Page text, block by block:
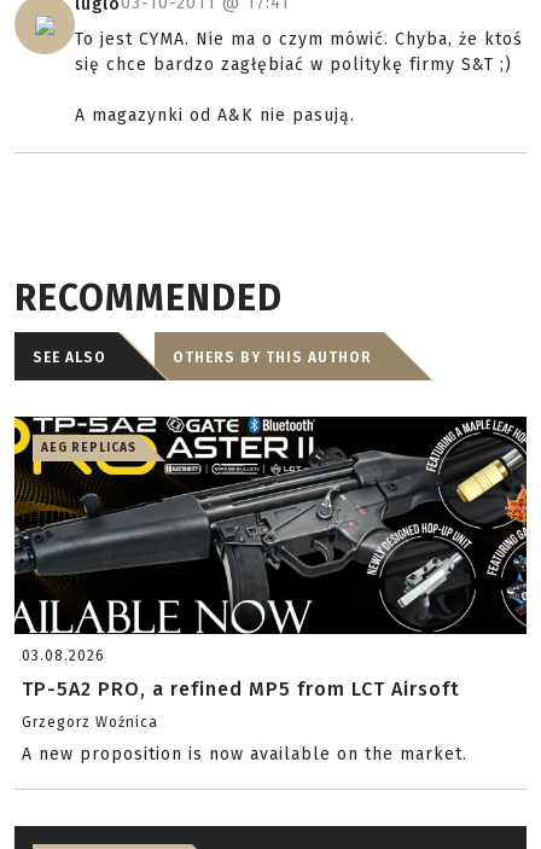
luglo
To jest CYMA. Nie ma o czym mówić. Chyba, że ktoś
się chce bardzo zagłębiać w politykę firmy S&T ;)
A magazynki od A&K nie pasują.
RECOMMENDED
SEE ALSO OTHERS BY THIS AUTHOR
AEG REPLICAS
03.08.2026
TP-5A2 PRO, a refined MP5 from LCT Airsoft
Grzegorz Woźnica
A new proposition is now available on the market.